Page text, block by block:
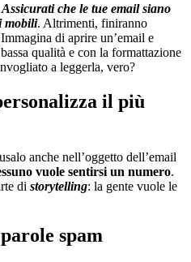
Assicurati che le tue email siano
mobili. Altrimenti, finiranno
di aprire un’email e
qualità e con la formattazione
a leggerla, vero?
il più
anche nell’oggetto dell’email
vuole sentirsi un numero.
di storytelling: la gente vuole le
spam